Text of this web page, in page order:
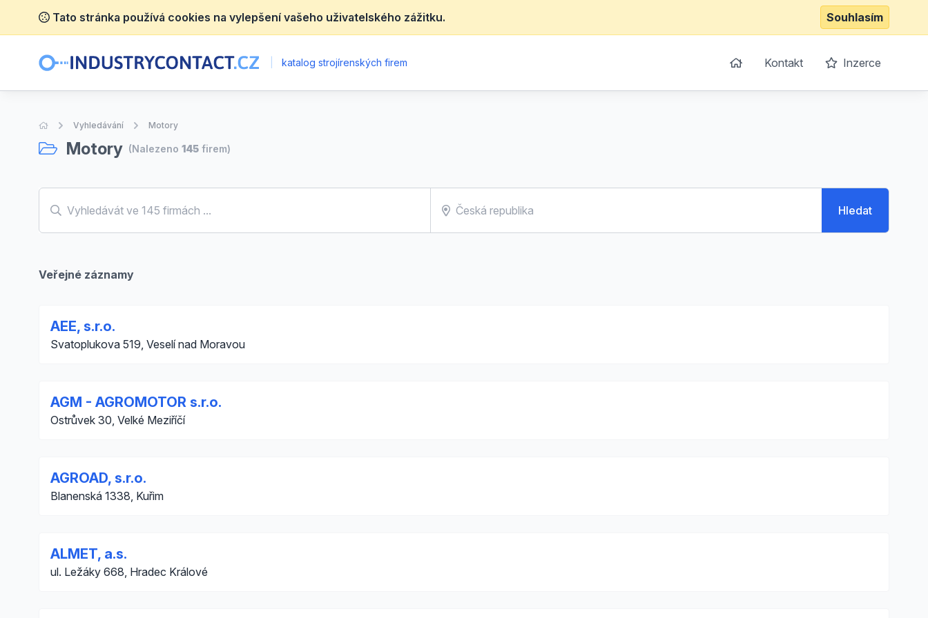
Tato stránka používá cookies na vylepšení vašeho uživatelského zážitku. Souhlasím
katalog strojírenských firem Kontakt Inzerce
Úvodní stránka
Vyhledávání Motory
Motory (Nalezeno 145 firem)
Hledat
Veřejné záznamy
AEE, s.r.o.
Svatoplukova 519, Veselí nad Moravou
AGM - AGROMOTOR s.r.o.
Ostrůvek 30, Velké Meziříčí
AGROAD, s.r.o.
Blanenská 1338, Kuřim
ALMET, a.s.
ul. Ležáky 668, Hradec Králové